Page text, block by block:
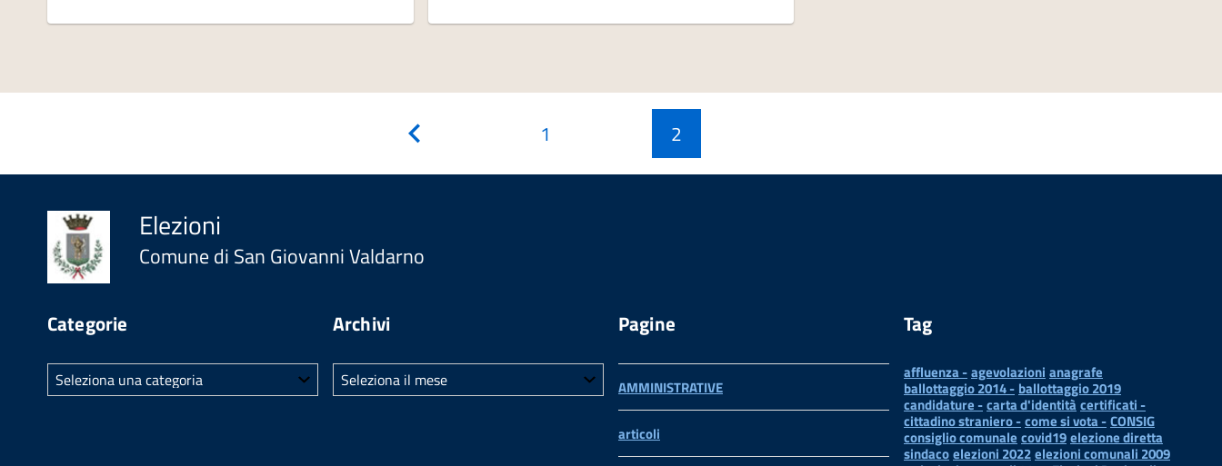
1 2
Elezioni
Comune di San Giovanni Valdarno
Categorie
Categorie
Archivi
Archivi
Pagine
AMMINISTRATIVE
articoli
Tag
affluenza -agevolazioni anagrafe
ballottaggio 2014 - ballottaggio 2019
candidature -carta d'identità certificati -
cittadino straniero -come si vota -CONSIG
consiglio comunale covid19elezione diretta
sindacoelezioni 2022elezioni comunali 2009